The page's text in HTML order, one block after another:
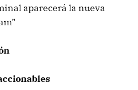
aparecerá la nueva